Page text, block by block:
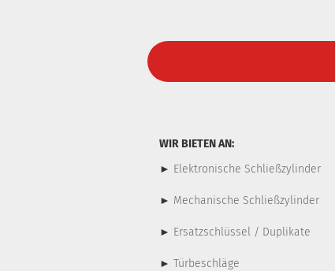
WIR BIETEN AN:
► Elektronische Schließzylinder
► Mechanische Schließzylinder
► Ersatzschlüssel / Duplikate
► Türbeschläge